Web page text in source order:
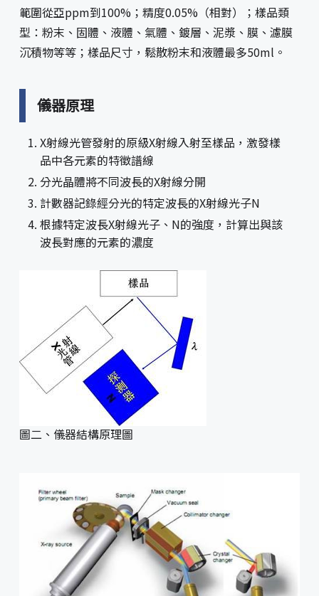
範圍從亞ppm到100%；精度0.05%（相對）；樣品類
型：粉末、固體、液體、氣體、鍍層、泥漿、膜、濾膜
沉積物等等；樣品尺寸，鬆散粉末和液體最多50ml。
儀器原理
X射線光管發射的原級X射線入射至樣品，激發樣
品中各元素的特徵譜線
分光晶體將不同波長的X射線分開
計數器記錄經分光的特定波長的X射線光子N
根據特定波長X射線光子、N的強度，計算出與該
波長對應的元素的濃度
圖二、儀器結構原理圖